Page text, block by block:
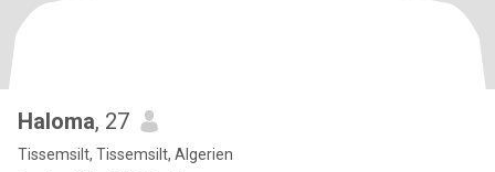
Haloma, 27
Tissemsilt, Tissemsilt, Algerien